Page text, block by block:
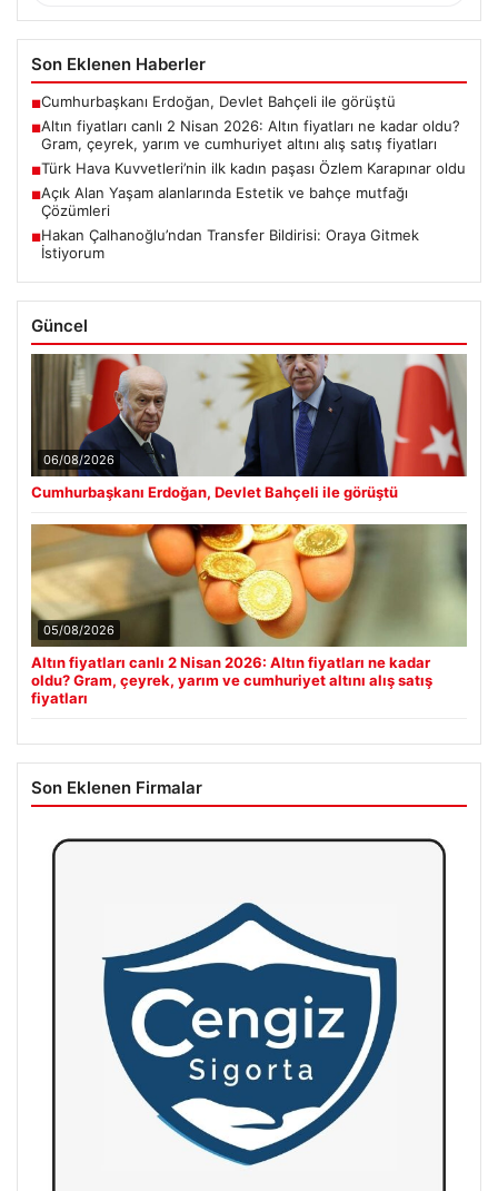
Son Eklenen Haberler
■Cumhurbaşkanı Erdoğan, Devlet Bahçeli ile görüştü
■Altın fiyatları canlı 2 Nisan 2026: Altın fiyatları ne kadar oldu?
Gram, çeyrek, yarım ve cumhuriyet altını alış satış fiyatları
■Türk Hava Kuvvetleri’nin ilk kadın paşası Özlem Karapınar oldu
■Açık Alan Yaşam alanlarında Estetik ve bahçe mutfağı
Çözümleri
■Hakan Çalhanoğlu’ndan Transfer Bildirisi: Oraya Gitmek
İstiyorum
Güncel
06/08/2026
Cumhurbaşkanı Erdoğan, Devlet Bahçeli ile görüştü
05/08/2026
Altın fiyatları canlı 2 Nisan 2026: Altın fiyatları ne kadar
oldu? Gram, çeyrek, yarım ve cumhuriyet altını alış satış
fiyatları
Son Eklenen Firmalar